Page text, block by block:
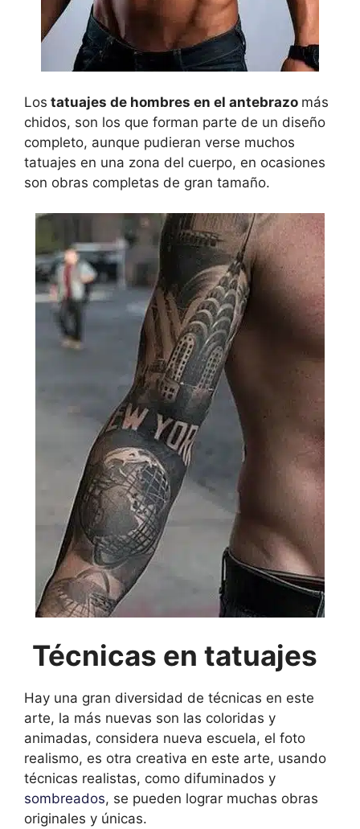
Los tatuajes de hombres en el antebrazo más
chidos, son los que forman parte de un diseño
completo, aunque pudieran verse muchos
tatuajes en una zona del cuerpo, en ocasiones
son obras completas de gran tamaño.
Técnicas en tatuajes
Hay una gran diversidad de técnicas en este
arte, la más nuevas son las coloridas y
animadas, considera nueva escuela, el foto
realismo, es otra creativa en este arte, usando
técnicas realistas, como difuminados y
sombreados, se pueden lograr muchas obras
originales y únicas.